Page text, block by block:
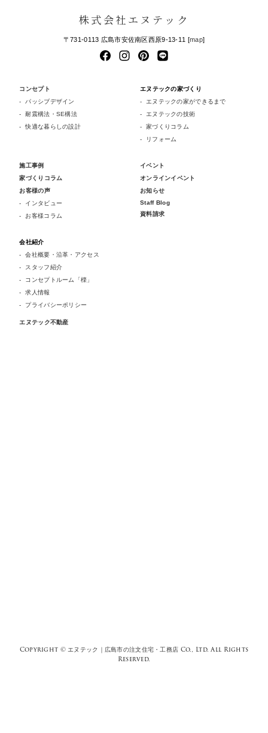
株式会社エヌテック
〒731-0113 広島市安佐南区西原9-13-11 [map]
コンセプト
パッシブデザイン
耐震構法・SE構法
快適な暮らしの設計
エヌテックの家づくり
エヌテックの家ができるまで
エヌテックの技術
家づくりコラム
リフォーム
施工事例
家づくりコラム
お客様の声
インタビュー
お客様コラム
イベント
オンラインイベント
お知らせ
Staff Blog
資料請求
会社紹介
会社概要・沿革・アクセス
スタッフ紹介
コンセプトルーム「檪」
求人情報
プライバシーポリシー
エヌテック不動産
Copyright ©エヌテック｜広島市の注文住宅・工務店 Co., Ltd. All Rights
Reserved.